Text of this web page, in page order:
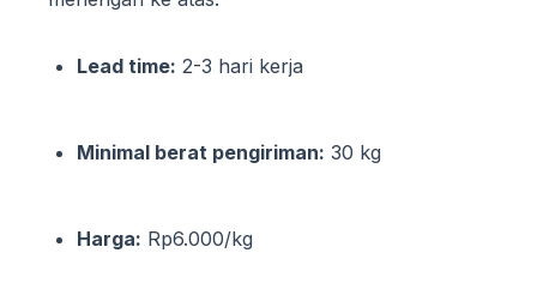
Lead time: 2-3 hari kerja
Minimal berat pengiriman: 30 kg
Harga: Rp6.000/kg